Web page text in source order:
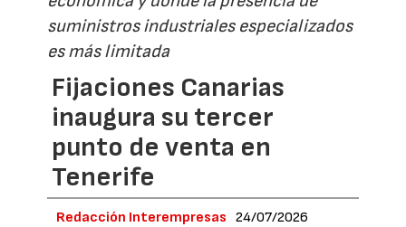
suministros industriales especializados
es más limitada
Fijaciones Canarias
inaugura su tercer
punto de venta en
Tenerife
Redacción Interempresas 24/07/2026